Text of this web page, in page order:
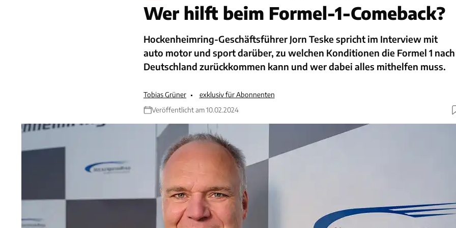
Wer hilft beim Formel-1-Comeback?
Hockenheimring-Geschäftsführer Jorn Teske spricht im Interview mit
auto motor und sport darüber, zu welchen Konditionen die Formel 1 nach
Deutschland zurückkommen kann und wer dabei alles mithelfen muss.
Tobias Grüner
exklusiv für Abonnenten
Veröffentlicht am 10.02.2024